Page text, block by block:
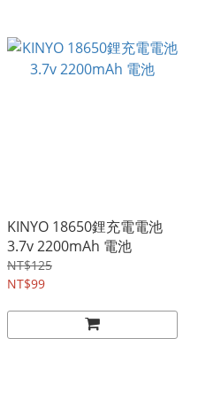
KINYO 18650鋰充電電池
3.7v 2200mAh 電池
NT$125
NT$99